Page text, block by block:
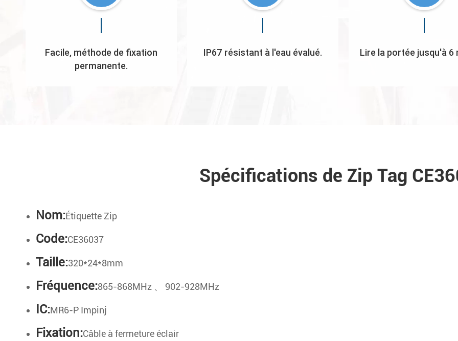
Facile, méthode de fixation
permanente.
IP67 résistant à l'eau évalué. Lire la portée jusqu'à 6
Spécifications de Zip Tag
Nom:Étiquette Zip
Code:CE36037
Taille:320*24*8mm
Fréquence:865-868MHz 、 902-928MHz
IC:MR6-P Impinj
Fixation:Câble à fermeture éclair